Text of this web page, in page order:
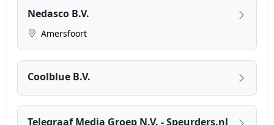
Nedasco B.V.
Amersfoort
Coolblue B.V.
Telegraaf Media Groep N.V. - Speurders.nl